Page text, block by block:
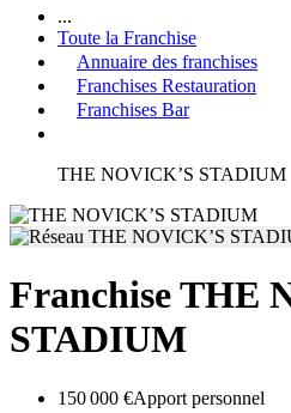
...
Toute la Franchise
Annuaire des franchises
Franchises Restauration
Franchises Bar
THE NOVICK’S STADIUM
Franchise THE
STADIUM
150 000 €Apport personnel